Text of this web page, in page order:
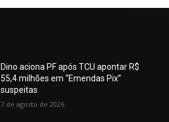
Dino aciona PF após TCU apontar R$
55,4 milhões em “Emendas Pix”
suspeitas
7 de agosto de 2026